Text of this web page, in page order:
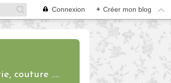
Connexion + Créer mon blog
couture ....